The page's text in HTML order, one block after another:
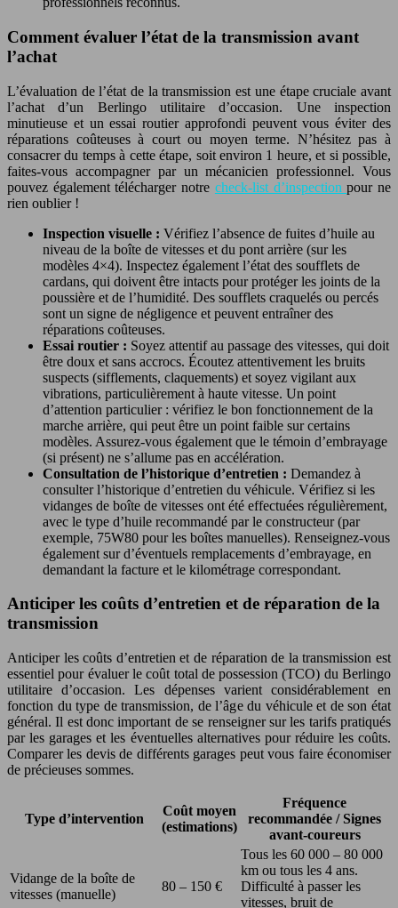
Comment évaluer l’état de la transmission avant
l’achat
L’évaluation de l’état de la transmission est une étape cruciale avant
l’achat d’un Berlingo utilitaire d’occasion. Une inspection
minutieuse et un essai routier approfondi peuvent vous éviter des
réparations coûteuses à court ou moyen terme. N’hésitez pas à
consacrer du temps à cette étape, soit environ 1 heure, et si possible,
faites-vous accompagner par un mécanicien professionnel. Vous
pouvez également télécharger notre check-list d’inspectionpour ne
rien oublier !
Inspection visuelle : Vérifiez l’absence de fuites d’huile au
niveau de la boîte de vitesses et du pont arrière (sur les
modèles 4×4). Inspectez également l’état des soufflets de
cardans, qui doivent être intacts pour protéger les joints de la
poussière et de l’humidité. Des soufflets craquelés ou percés
sont un signe de négligence et peuvent entraîner des
réparations coûteuses.
Essai routier : Soyez attentif au passage des vitesses, qui doit
être doux et sans accrocs. Écoutez attentivement les bruits
suspects (sifflements, claquements) et soyez vigilant aux
vibrations, particulièrement à haute vitesse. Un point
d’attention particulier : vérifiez le bon fonctionnement de la
marche arrière, qui peut être un point faible sur certains
modèles. Assurez-vous également que le témoin d’embrayage
(si présent) ne s’allume pas en accélération.
Consultation de l’historique d’entretien : Demandez à
consulter l’historique d’entretien du véhicule. Vérifiez si les
vidanges de boîte de vitesses ont été effectuées régulièrement,
avec le type d’huile recommandé par le constructeur (par
exemple, 75W80 pour les boîtes manuelles). Renseignez-vous
également sur d’éventuels remplacements d’embrayage, en
demandant la facture et le kilométrage correspondant.
Anticiper les coûts d’entretien et de réparation de la
transmission
Anticiper les coûts d’entretien et de réparation de la transmission est
essentiel pour évaluer le coût total de possession (TCO) du Berlingo
utilitaire d’occasion. Les dépenses varient considérablement en
fonction du type de transmission, de l’âge du véhicule et de son état
général. Il est donc important de se renseigner sur les tarifs pratiqués
par les garages et les éventuelles alternatives pour réduire les coûts.
Comparer les devis de différents garages peut vous faire économiser
de précieuses sommes.
Type d’intervention
Coût moyen
(estimations)
Fréquence
recommandée / Signes
avant-coureurs
Vidange de la boîte de
vitesses (manuelle)
80 – 150 €
Tous les 60 000 – 80 000
km ou tous les 4 ans.
Difficulté à passer les
vitesses, bruit de